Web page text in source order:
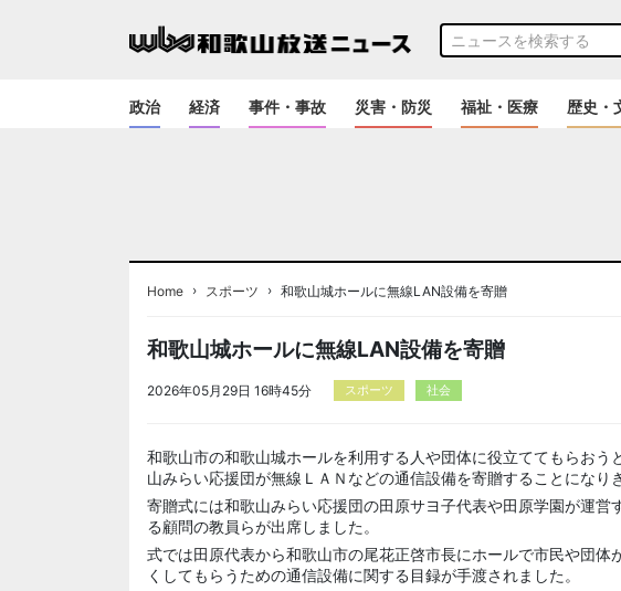
政治 経済 事件・事故 災害・防災 福祉・医療 歴史・
Home › スポーツ › 和歌山城ホールに無線LAN設備を寄贈
和歌山城ホールに無線LAN設備を寄贈
2026年05月29日 16時45分 スポーツ 社会
和歌山市の和歌山城ホールを利用する人や団体に役立ててもらおう
山みらい応援団が無線ＬＡＮなどの通信設備を寄贈することになり
寄贈式には和歌山みらい応援団の田原サヨ子代表や田原学園が運営
る顧問の教員らが出席しました。
式では田原代表から和歌山市の尾花正啓市長にホールで市民や団体
くしてもらうための通信設備に関する目録が手渡されました。